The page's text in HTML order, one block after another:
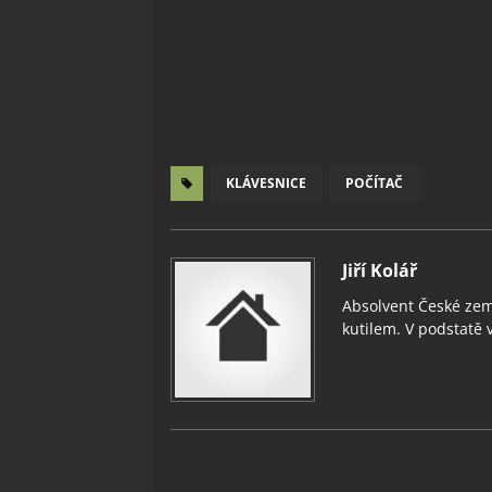
KLÁVESNICE POČÍTAČ
Jiří Kolář
Absolvent České
kutilem. V podstatě